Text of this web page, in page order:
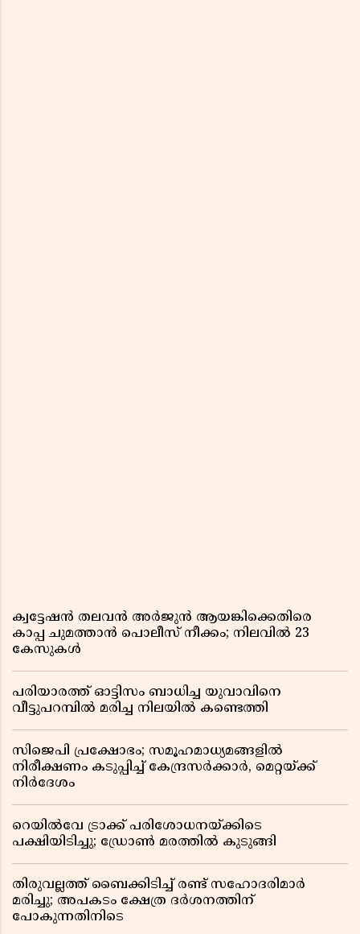
ക്വട്ടേഷൻ തലവൻ അർജുൻ ആയങ്കിക്കെതിരെ
കാപ്പ ചുമത്താൻ പൊലീസ് നീക്കം; നിലവിൽ 23
കേസുകൾ
പരിയാരത്ത് ഓട്ടിസം ബാധിച്ച യുവാവിനെ
വീട്ടുപറമ്പിൽ മരിച്ച നിലയിൽ കണ്ടെത്തി
സിജെപി പ്രക്ഷോഭം; സമൂഹമാധ്യമങ്ങളിൽ
നിരീക്ഷണം കടുപ്പിച്ച് കേന്ദ്രസർക്കാർ, മെറ്റയ്ക്ക്
നിർദേശം
റെയിൽവേ ട്രാക്ക് പരിശോധനയ്ക്കിടെ
പക്ഷിയിടിച്ചു; ഡ്രോൺ മരത്തിൽ കുടുങ്ങി
തിരുവല്ലത്ത് ബൈക്കിടിച്ച് രണ്ട് സഹോദരിമാർ
മരിച്ചു; അപകടം ക്ഷേത്ര ദർശനത്തിന്
പോകുന്നതിനിടെ